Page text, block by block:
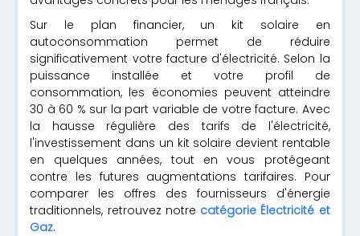
Sur le plan financier, un kit solaire en
autoconsommation permet de réduire
significativement votre facture d'électricité. Selon la
puissance installée et votre profil de
consommation, les économies peuvent atteindre
30 à 60 % sur la part variable de votre facture. Avec
la hausse régulière des tarifs de l'électricité,
l'investissement dans un kit solaire devient rentable
en quelques années, tout en vous protégeant
contre les futures augmentations tarifaires. Pour
comparer les offres des fournisseurs d'énergie
traditionnels, retrouvez notre catégorie Électricité et
Gaz.